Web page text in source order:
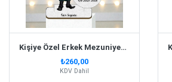
Kişiye Özel Erkek Mezuniyet Karikatürlü Biblo- Model 1
₺260,00
KDV Dahil